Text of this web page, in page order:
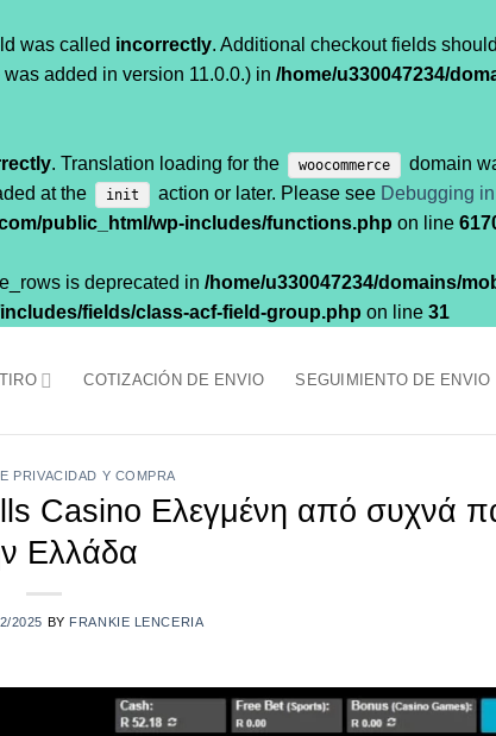
was called incorrectly. Additional checkout fields
added in version 11.0.0.) in /home/u330047234/
. Translation loading for the woocommerce
domain
at the
init action or later. Please see Debugging
public_html/wp-includes/functions.php on line
is deprecated in /home/u330047234/domains/
fields/class-acf-field-group.php on line 31
COTIZACIÓN DE ENVIO SEGUIMIENTO DE ENVIO
PRIVACIDAD Y COMPRA
Casino Ελεγμένη από συχνά
Ελλάδα
2025 BY FRANKIE LENCERIA